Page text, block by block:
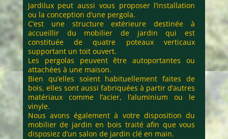
Jardilux peut aussi vous proposer l’installation
ou la conception d’une pergola.
C’est une structure extérieure destinée à
accueillir du mobilier de jardin qui est
constituée de quatre poteaux verticaux
supportant un toit ouvert.
Les pergolas peuvent être autoportantes ou
attachées à une maison.
Bien qu’elles soient habituellement faites de
bois, elles sont aussi fabriquées à partir d’autres
matériaux comme l’acier, l’aluminium ou le
vinyle.
Nous avons également à votre disposition du
mobilier de jardin en bois traité afin que vous
disposiez d’un salon de jardin clé en main.